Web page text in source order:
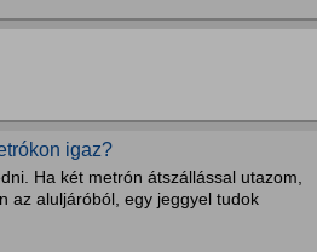
igaz?
Ha két metrón átszállással utazom,
az aluljáróból, egy jeggyel tudok